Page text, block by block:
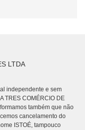
LTDA
independente e sem
TRES COMÉRCIO DE
também que não
cancelamento do
ISTOÉ, tampouco